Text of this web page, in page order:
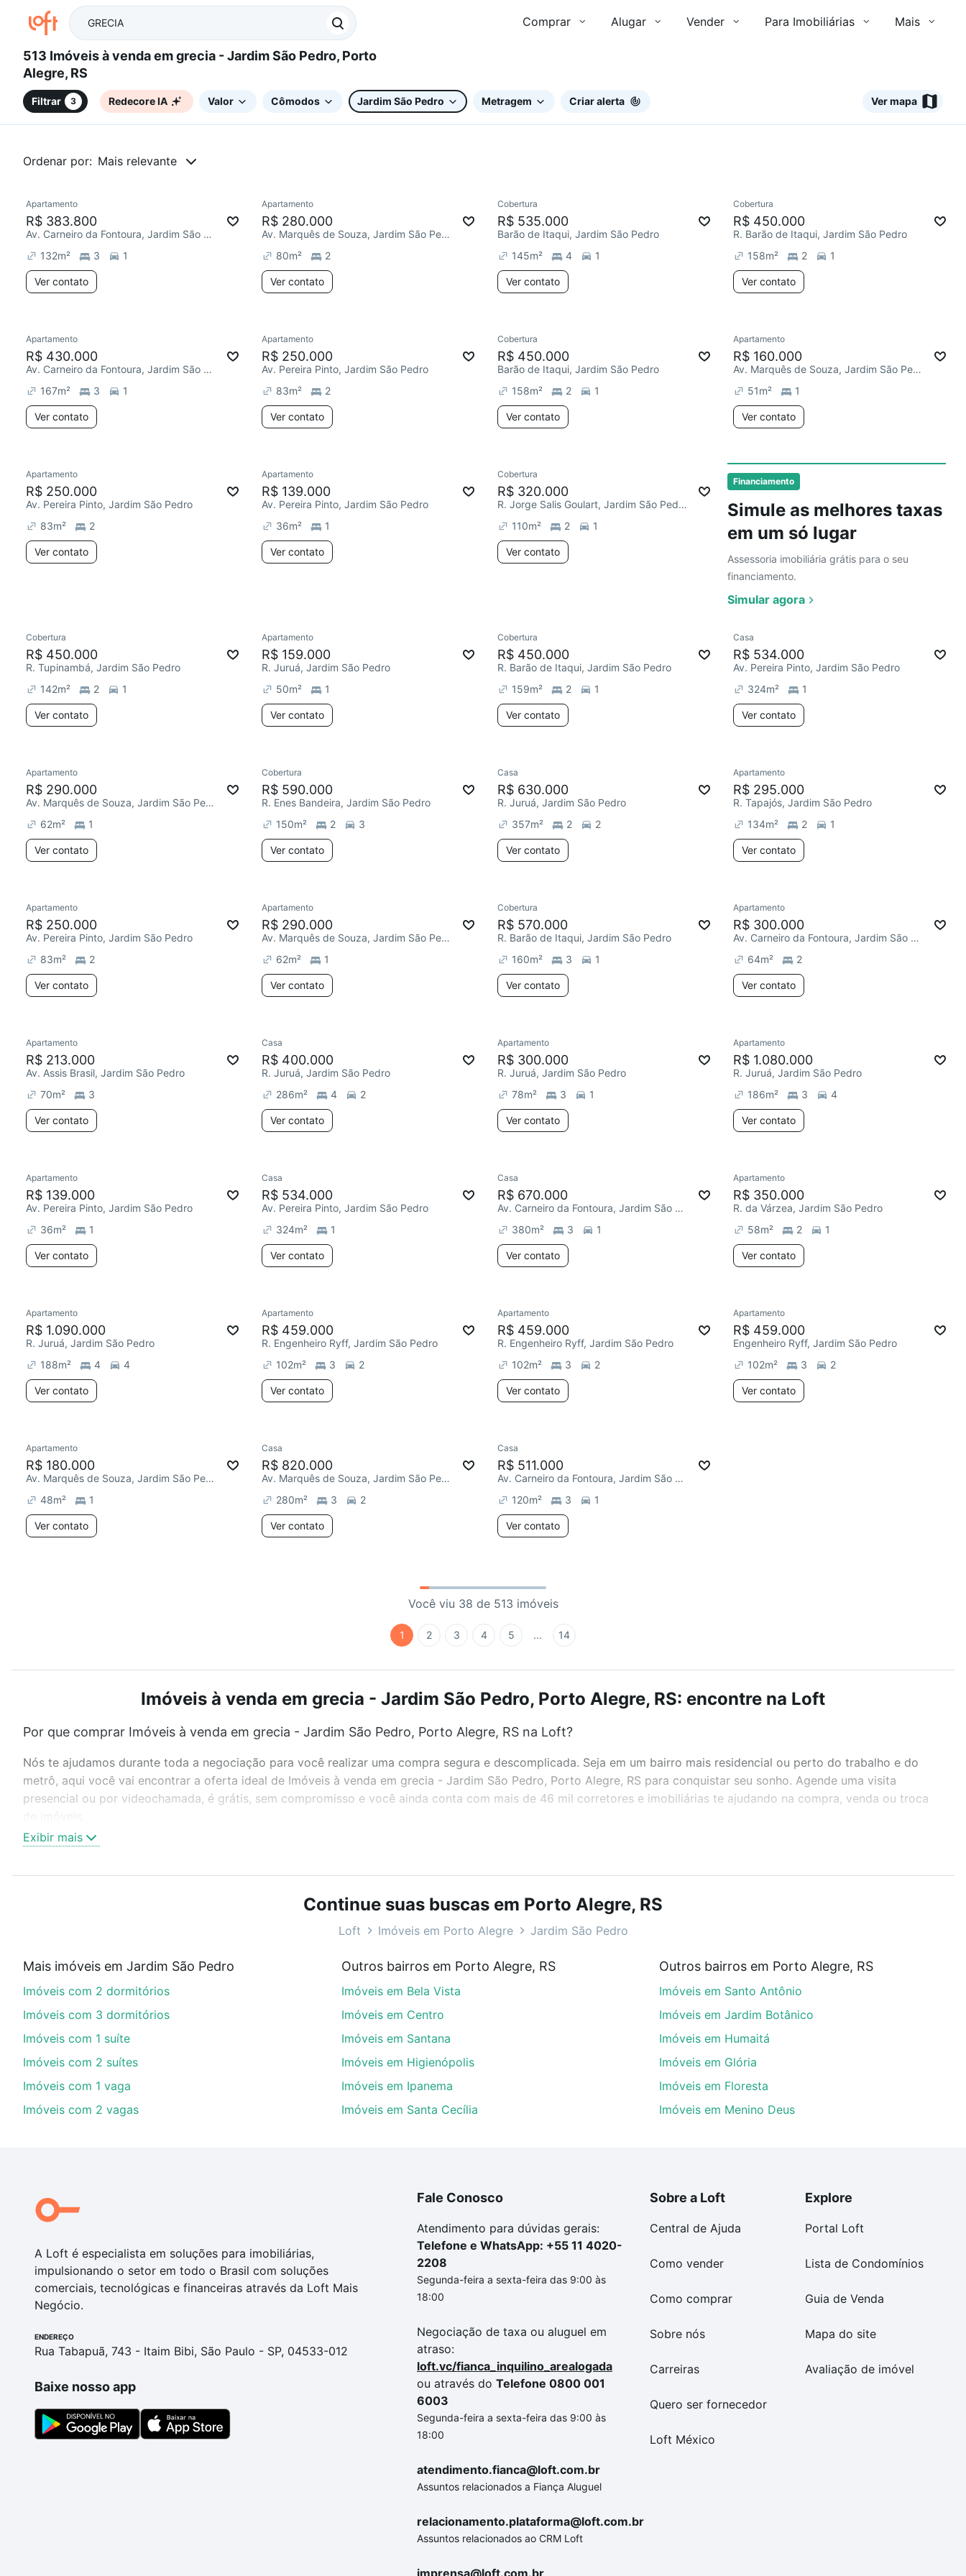
Comprar Alugar Vender Para Imobiliárias Mais
513 Imóveis à venda em grecia - Jardim São Pedro, Porto
Alegre, RS
Filtrar 3 Redecore IA Valor Cômodos Jardim São Pedro Metragem Criar alerta Ver mapa
Ordenar por: Mais relevante
Financiamento
Simule as melhores taxas
em um só lugar
Assessoria imobiliária grátis para o seu
financiamento.
Simular agora
Redecorar
Apartamento
R$ 383.800
Av. Carneiro da Fontoura, Jardim São Pedro
132m² 3 1
Ver contato
Apartamento
R$ 280.000
Av. Marquês de Souza, Jardim São Pedro
80m² 2
Ver contato
Redecorar
Cobertura
R$ 535.000
Barão de Itaqui, Jardim São Pedro
145m² 4 1
Ver contato
Redecorar
Cobertura
R$ 450.000
R. Barão de Itaqui, Jardim São Pedro
158m² 2 1
Ver contato
Chegou este mês
Apartamento
R$ 430.000
Av. Carneiro da Fontoura, Jardim São Pedro
167m² 3 1
Ver contato
Redecorar
Apartamento
R$ 250.000
Av. Pereira Pinto, Jardim São Pedro
83m² 2
Ver contato
Chegou este mês
Cobertura
R$ 450.000
Barão de Itaqui, Jardim São Pedro
158m² 2 1
Ver contato
Redecorar
Apartamento
R$ 160.000
Av. Marquês de Souza, Jardim São Pedro
51m² 1
Ver contato
Chegou há 4 dias
Ver
Apartamento
R$ 250.000
Av. Pereira Pinto, Jardim São Pedro
83m² 2
Ver contato
Chegou este mês
Apartamento
R$ 139.000
Av. Pereira Pinto, Jardim São Pedro
36m² 1
Ver contato
Chegou este mês
Cobertura
R$ 320.000
R. Jorge Salis Goulart, Jardim São Pedro
110m² 2 1
Ver contato
Chegou este mês
Cobertura
R$ 450.000
R. Tupinambá, Jardim São Pedro
142m² 2 1
Ver contato
Apartamento
R$ 159.000
R. Juruá, Jardim São Pedro
50m² 1
Ver contato
Cobertura
R$ 450.000
R. Barão de Itaqui, Jardim São Pedro
159m² 2 1
Ver contato
Casa
R$ 534.000
Av. Pereira Pinto, Jardim São Pedro
324m² 1
Ver contato
Apartamento
R$ 290.000
Av. Marquês de Souza, Jardim São Pedro
62m² 1
Ver contato
Cobertura
R$ 590.000
R. Enes Bandeira, Jardim São Pedro
150m² 2 3
Ver contato
Casa
R$ 630.000
R. Juruá, Jardim São Pedro
357m² 2 2
Ver contato
Apartamento
R$ 295.000
R. Tapajós, Jardim São Pedro
134m² 2 1
Ver contato
Apartamento
R$ 250.000
Av. Pereira Pinto, Jardim São Pedro
83m² 2
Ver contato
Apartamento
R$ 290.000
Av. Marquês de Souza, Jardim São Pedro
62m² 1
Ver contato
Cobertura
R$ 570.000
R. Barão de Itaqui, Jardim São Pedro
160m² 3 1
Ver contato
Apartamento
R$ 300.000
Av. Carneiro da Fontoura, Jardim São Pedro
64m² 2
Ver contato
Apartamento
R$ 213.000
Av. Assis Brasil, Jardim São Pedro
70m² 3
Ver contato
Casa
R$ 400.000
R. Juruá, Jardim São Pedro
286m² 4 2
Ver contato
Apartamento
R$ 300.000
R. Juruá, Jardim São Pedro
78m² 3 1
Ver contato
Apartamento
R$ 1.080.000
R. Juruá, Jardim São Pedro
186m² 3 4
Ver contato
Apartamento
R$ 139.000
Av. Pereira Pinto, Jardim São Pedro
36m² 1
Ver contato
Casa
R$ 534.000
Av. Pereira Pinto, Jardim São Pedro
324m² 1
Ver contato
Casa
R$ 670.000
Av. Carneiro da Fontoura, Jardim São Pedro
380m² 3 1
Ver contato
Apartamento
R$ 350.000
R. da Várzea, Jardim São Pedro
58m² 2 1
Ver contato
Apartamento
R$ 1.090.000
R. Juruá, Jardim São Pedro
188m² 4 4
Ver contato
Apartamento
R$ 459.000
R. Engenheiro Ryff, Jardim São Pedro
102m² 3 2
Ver contato
Apartamento
R$ 459.000
R. Engenheiro Ryff, Jardim São Pedro
102m² 3 2
Ver contato
Apartamento
R$ 459.000
Engenheiro Ryff, Jardim São Pedro
102m² 3 2
Ver contato
Apartamento
R$ 180.000
Av. Marquês de Souza, Jardim São Pedro
48m² 1
Ver contato
Casa
R$ 820.000
Av. Marquês de Souza, Jardim São Pedro
280m² 3 2
Ver contato
Casa
R$ 511.000
Av. Carneiro da Fontoura, Jardim São Pedro
120m² 3 1
Ver contato
Você viu 38 de 513 imóveis
1 2 3 4 5 ... 14
Imóveis à venda em grecia - Jardim São Pedro, Porto Alegre, RS: encontre na Loft
Por que comprar Imóveis à venda em grecia - Jardim São Pedro, Porto Alegre, RS na Loft?
Nós te ajudamos durante toda a negociação para você realizar uma compra segura e descomplicada. Seja em um bairro mais residencial ou perto do trabalho e do
metrô, aqui você vai encontrar a oferta ideal de Imóveis à venda em grecia - Jardim São Pedro, Porto Alegre, RS para conquistar seu sonho. Agende uma visita
presencial ou por videochamada, é grátis, sem compromisso e você ainda conta com mais de 46 mil corretores e imobiliárias te ajudando na compra, venda ou troca
Como escolher um imóvel?
Use barra de busca no topo para pesquisar por ruas, bairros e até condomínios favoritos. Você também pode usar os filtros como quantidade de quartos, suítes, com
ou sem vaga de garagem para combinar perfeitamente com o preço, metragem e comodidades, como piscina, academia, salão de festas ou área verde e encontrar
Imóveis à venda em grecia - Jardim São Pedro, Porto Alegre, RS ideal para você na Loft.
Aqui na Loft temos a oferta ideal para você, com Imóveis à venda em grecia - Jardim São Pedro, Porto Alegre, RS que custam a partir de R$ 0 e com nossas opções
de financiamento imobiliário as parcelas podem se adequar ao seu orçamento. Se ainda tem alguma dúvida dos custos envolvidos no processo de compra, veja em
nosso portal quanto custa comprar um apartamento
e conte com a gente para comprar o imóvel dos seus sonhos com segurança e conforto. Loft, com você até as
Exibir mais
Continue suas buscas em Porto Alegre, RS
Loft Imóveis em Porto Alegre Jardim São Pedro
Mais imóveis em Jardim São Pedro
Imóveis com 2 dormitórios
Imóveis com 3 dormitórios
Imóveis com 1 suíte
Imóveis com 2 suítes
Imóveis com 1 vaga
Imóveis com 2 vagas
Outros bairros em Porto Alegre, RS
Imóveis em Bela Vista
Imóveis em Centro
Imóveis em Santana
Imóveis em Higienópolis
Imóveis em Ipanema
Imóveis em Santa Cecília
Outros bairros em Porto Alegre, RS
Imóveis em Santo Antônio
Imóveis em Jardim Botânico
Imóveis em Humaitá
Imóveis em Glória
Imóveis em Floresta
Imóveis em Menino Deus
A Loft é especialista em soluções para imobiliárias,
impulsionando o setor em todo o Brasil com soluções
comerciais, tecnológicas e financeiras através da Loft Mais
Negócio.
ENDEREÇO
Rua Tabapuã, 743 - Itaim Bibi, São Paulo - SP, 04533-012
Baixe nosso app
Fale Conosco
Atendimento para dúvidas gerais:
Telefone e WhatsApp: +55 11 4020-
2208
Segunda-feira a sexta-feira das 9:00 às
18:00
Negociação de taxa ou aluguel em
atraso:
loft.vc/fianca_inquilino_arealogada
ou através do Telefone 0800 001
6003
Segunda-feira a sexta-feira das 9:00 às
18:00
atendimento.fianca@loft.com.br
Assuntos relacionados a Fiança Aluguel
relacionamento.plataforma@loft.com.br
Assuntos relacionados ao CRM Loft
imprensa@loft.com.br
Sobre a Loft
Central de Ajuda
Como vender
Como comprar
Sobre nós
Carreiras
Quero ser fornecedor
Loft México
Explore
Portal Loft
Lista de Condomínios
Guia de Venda
Mapa do site
Avaliação de imóvel